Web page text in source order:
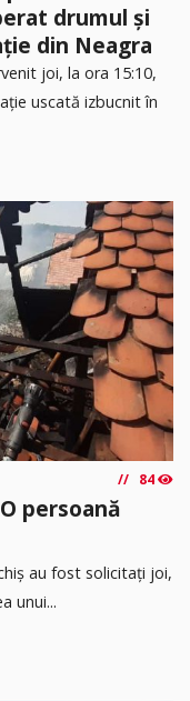
drumul și
din Neagra
joi, la ora 15:10,
uscată izbucnit în
84
persoană
au fost solicitați joi,
unui...